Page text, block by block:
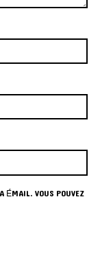
ÉMAIL. VOUS POUVEZ